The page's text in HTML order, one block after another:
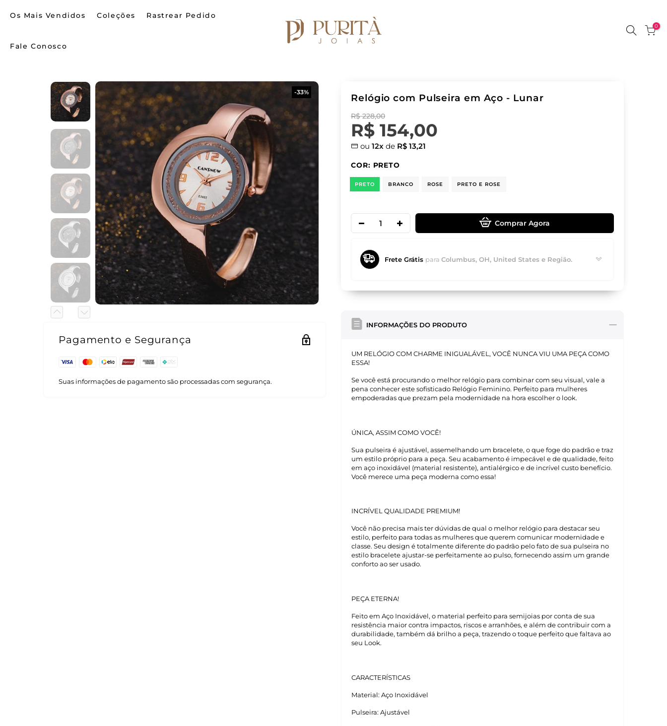
Os Mais Vendidos Coleções Rastrear Pedido
Fale Conosco
0
-33%
Pagamento e Segurança
Suas informações de pagamento são processadas com segurança.
Relógio com Pulseira em Aço - Lunar
R$ 228,00
R$ 154,00
ou 12x de R$ 13,21
COR: PRETO
PRETO BRANCO ROSE PRETO E ROSE
Comprar Agora
Frete Grátis para Columbus, OH, United States e Região.
INFORMAÇÕES DO PRODUTO
UM RELÓGIO COM CHARME INIGUALÁVEL, VOCÊ NUNCA VIU UMA PEÇA COMO
ESSA!
Se você está procurando o melhor relógio para combinar com seu visual, vale a
pena conhecer este sofisticado Relógio Feminino. Perfeito para mulheres
empoderadas que prezam pela modernidade na hora escolher o look.
ÚNICA, ASSIM COMO VOCÊ!
Sua pulseira é ajustável, assemelhando um bracelete, o que foge do padrão e traz
um estilo próprio para a peça. Seu acabamento é impecável e de qualidade, feito
em aço inoxidável (material resistente), antialérgico e de incrível custo benefício.
Você merece uma peça moderna como essa!
INCRÍVEL QUALIDADE PREMIUM!
Você não precisa mais ter dúvidas de qual o melhor relógio para destacar seu
estilo, perfeito para todas as mulheres que querem comunicar modernidade e
classe. Seu design é totalmente diferente do padrão pelo fato de sua pulseira no
estilo bracelete ajustar-se perfeitamente ao pulso, fornecendo assim um grande
conforto ao ser usado.
PEÇA ETERNA!
Feito em Aço Inoxidável, o material perfeito para semijoias por conta de sua
resistência maior contra impactos, riscos e arranhões, e além de contribuir com a
durabilidade, também dá brilho a peça, trazendo o toque perfeito que faltava ao
seu Look.
CARACTERÍSTICAS
Material: Aço Inoxidável
Pulseira: Ajustável